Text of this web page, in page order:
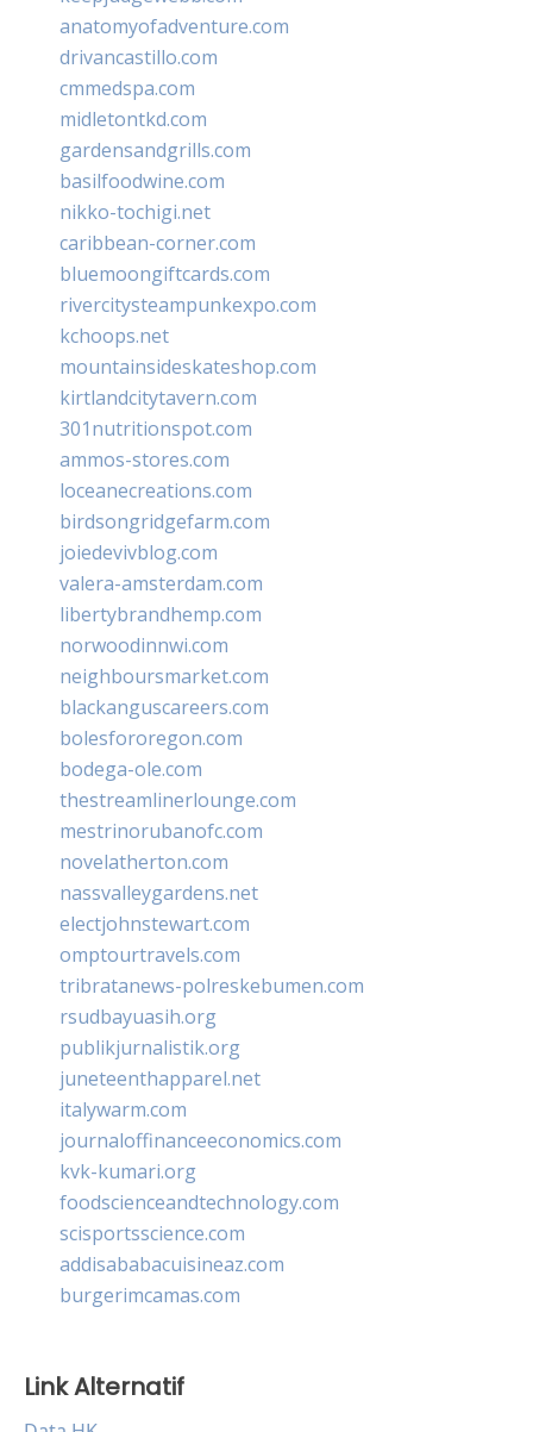
anatomyofadventure.com
drivancastillo.com
cmmedspa.com
midletontkd.com
gardensandgrills.com
basilfoodwine.com
nikko-tochigi.net
caribbean-corner.com
bluemoongiftcards.com
rivercitysteampunkexpo.com
kchoops.net
mountainsideskateshop.com
kirtlandcitytavern.com
301nutritionspot.com
ammos-stores.com
loceanecreations.com
birdsongridgefarm.com
joiedevivblog.com
valera-amsterdam.com
libertybrandhemp.com
norwoodinnwi.com
neighboursmarket.com
blackanguscareers.com
bolesfororegon.com
bodega-ole.com
thestreamlinerlounge.com
mestrinorubanofc.com
novelatherton.com
nassvalleygardens.net
electjohnstewart.com
omptourtravels.com
tribratanews-polreskebumen.com
rsudbayuasih.org
publikjurnalistik.org
juneteenthapparel.net
italywarm.com
journaloffinanceeconomics.com
kvk-kumari.org
foodscienceandtechnology.com
scisportsscience.com
addisababacuisineaz.com
burgerimcamas.com
Link Alternatif